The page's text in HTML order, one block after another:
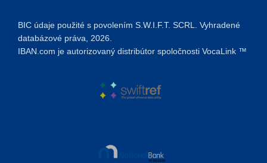
BIC údaje použité s povolením S.W.I.F.T. SCRL. Vyhradené
databázové práva, 2026.
IBAN.com je autorizovaný distribútor spoločnosti VocaLink ™